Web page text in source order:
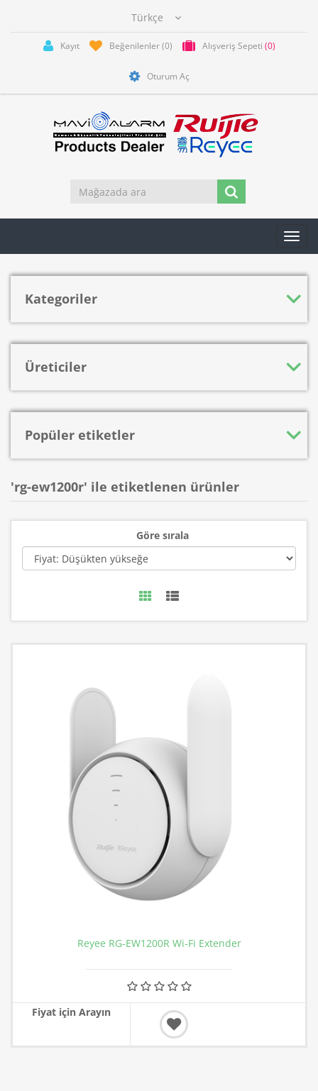
Kayıt Beğenilenler (0) Alışveriş Sepeti (0)
Oturum Aç
Kategoriler
Üreticiler
Popüler etiketler
'rg-ew1200r' ile etiketlenen ürünler
Göre sırala
Reyee RG-EW1200R Wi-Fi Extender
Fiyat için Arayın